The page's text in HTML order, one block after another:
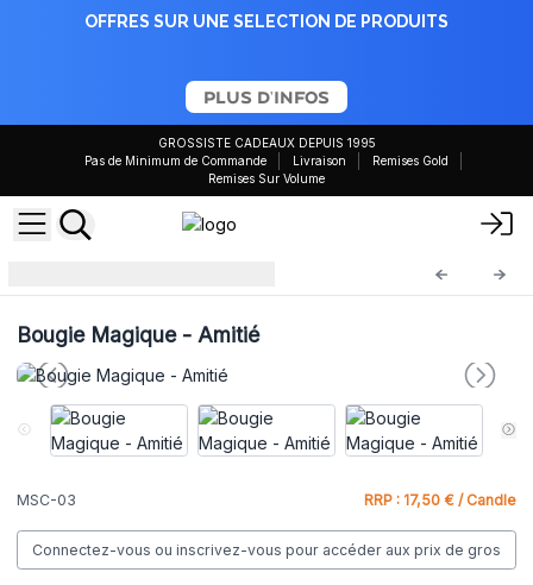
OFFRES SUR UNE SELECTION DE PRODUITS
PLUS D'INFOS
GROSSISTE CADEAUX DEPUIS 1995
Pas de Minimum de Commande
Livraison
Remises Gold
Remises Sur Volume
Bougie Magique - Amitié
MSC-03 RRP : 17,50 € / Candle
Connectez-vous ou inscrivez-vous pour accéder aux prix de gros